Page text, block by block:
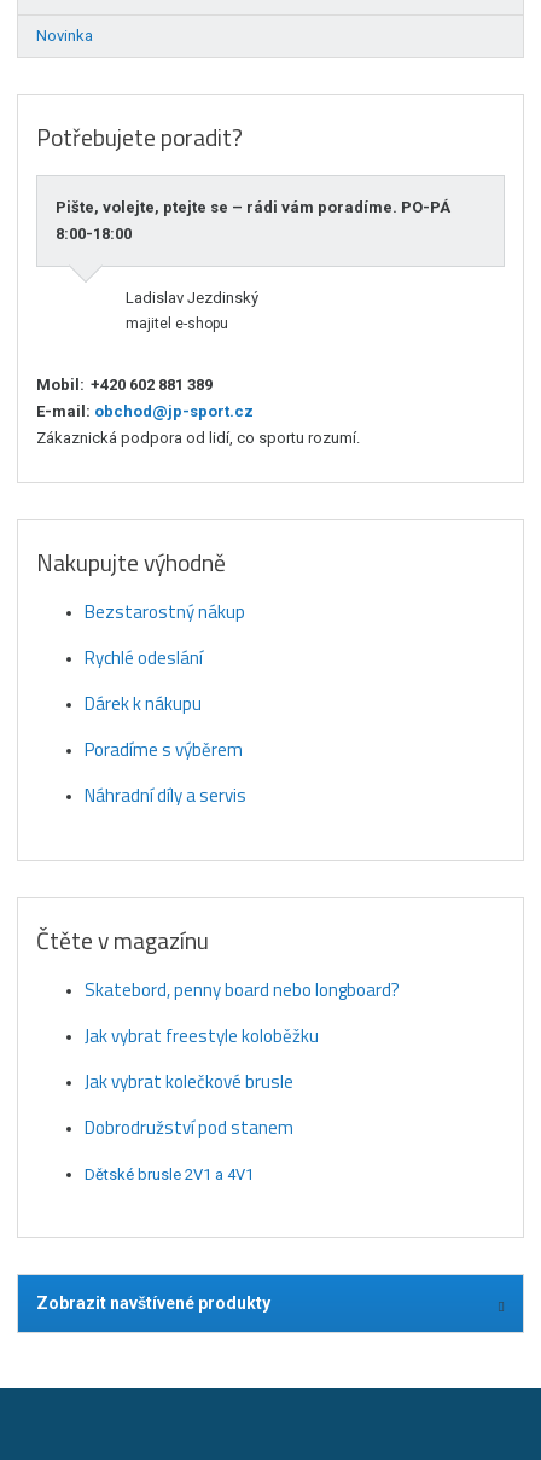
Novinka
Potřebujete poradit?
Pište, volejte, ptejte se – rádi vám poradíme. PO-PÁ
8:00-18:00
Ladislav Jezdinský
majitel e-shopu
Mobil: +420 602 881 389
E-mail: obchod@jp-sport.cz
Zákaznická podpora od lidí, co sportu rozumí.
Nakupujte výhodně
Bezstarostný nákup
Rychlé odeslání
Dárek k nákupu
Poradíme s výběrem
Náhradní díly a servis
Čtěte v magazínu
Skatebord, penny board nebo longboard?
Jak vybrat freestyle koloběžku
Jak vybrat kolečkové brusle
Dobrodružství pod stanem
Dětské brusle 2V1 a 4V1
Zobrazit navštívené produkty